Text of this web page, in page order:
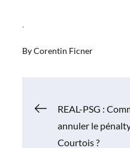
.
ByCorentin Ficner
REAL-PSG :
annuler le
Courtois ?